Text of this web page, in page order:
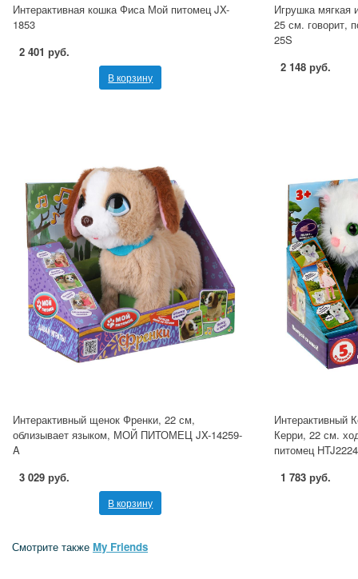
Интерактивная кошка Фиса Мой питомец JX-
1853
2 401 руб.
В корзину
Игрушка мягкая
25 см. говорит,
25S
2 148 руб.
Интерактивный щенок Френки, 22 см,
облизывает языком, МОЙ ПИТОМЕЦ JX-14259-
A
3 029 руб.
В корзину
Интерактивный
Керри, 22 см.
питомец HTJ2224
1 783 руб.
Смотрите также My Friends